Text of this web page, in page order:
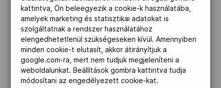
Nagyhét kilencedik, befejező napjának
második versenye volt. A szombati
selejtezőből a fináléba jutott 25-25
sportoló a két körös, 500 méteres
úszásban, 13,2 km-es (4 körös)
kerékpározásban és a két körös, 3,2 km-
kattintva, Ön beleegyezik a cookie-k használatába,
amelyek marketing és statisztikai adatokat is
szolgáltatnak a rendszer használatához
elengedhetetlenül szükségeseken kívül. Amennyiben
minden cookie-t elutasít, akkor átirányítjuk a
google.com-ra, mert nem tudjuk megjeleníteni a
weboldalunkat. Beállítások gombra kattintva tudja
módosítani az engedélyezett cookie-kat.